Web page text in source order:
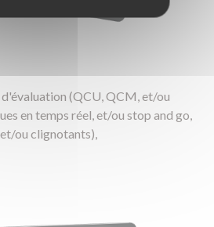
électrique
(QCU, QCM, et/ou
en temps réel, et/ou stop and go,
et/ou clignotants),